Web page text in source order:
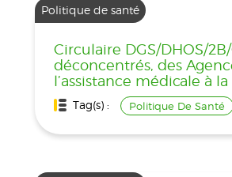
Politique de santé
Circulaire DGS/DHOS/
déconcentrés, des
l’assistance médicale à la
Tag(s) : Politique De Santé